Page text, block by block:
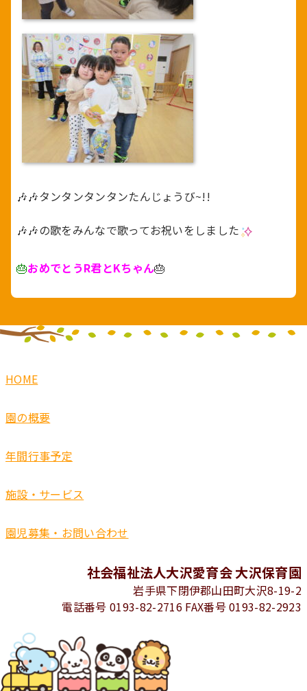
🎶🎶タンタンタンタンたんじょうび~!!
🎶🎶の歌をみんなで歌ってお祝いをしました
🎂おめでとうR君とKちゃん🎂
HOME
園の概要
年間行事予定
施設・サービス
園児募集・お問い合わせ
社会福祉法人大沢愛育会 大沢保育園
岩手県下閉伊郡山田町大沢8-19-2
電話番号 0193-82-2716 FAX番号 0193-82-2923